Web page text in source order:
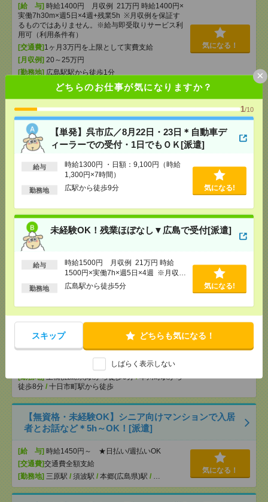
どちらのお仕事が気になりますか？
1/10
【単発】呉市広／8月22日・23日＊自動車デ
ィーラーでの受付・1日でもＯＫ[派遣]
給与
時給1300円 ・日額：9,100円（時給
1,300円×7時間）
勤務地 広駅から徒歩9分 気になる!
未経験OK！残業ほぼなし▼広島で受付[派遣]
給与
時給1500円 月収例 21万円 時給
1500円×実働7h×週5日×4週 ※月収例
を保証するものではありません。※給
勤務地 広島駅から徒歩5分 気になる!
スキップ どちらも気になる！
しばらく表示しない
×
[給 与] 時給1400円 月収例 21万円 時給1400円×
実働7h30m×週5日×4週+残業5h ※月収例を保証す
るものではありません。※給与即受取りサービス利
用可（利用条件有）
[交通費]1ヶ月3万円を上限として実費支給
[月収例] 20～25万円
[勤務地] 広島駅駅から徒歩1分
気になる！
深夜で時給1375円！金銭のやり取りほぼなし！食事
補助もあり◎／すき家 周南久米店[アルバイト]
[給 与]
時給1,375円～
[勤務地] 山口県周南市大字久米1142-1
給与即払いOK！高時給！土日休み！ピッキング・投
[給 与]時給1500円
[交通費]
交通費支給有り
[勤務地]
【夕方から5時間だけ♬】中国新聞社グループでの簡
単データ入力・チェック業務[派遣]
[交通費] ・規定により支給 ・車通勤・自転車通勤
OK
[勤務地]土橋(広島県)駅から徒歩5分/本川町駅から
徒歩8分 / 十日市町駅から徒歩
【無資格・未経験OK】シニア向けマンションで入居
者とお話など＊5h～OK！[派遣]
[給 与] 時給1450円～ ★日払い/週払いOK
[交通費]交通費全額支給
[勤務地] 三原駅 / 須波駅 / 本郷(広島県)駅 /
気になる！